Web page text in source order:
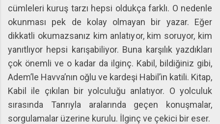
cümleleri kuruş tarzı hepsi oldukça farklı. O nedenle
okunması pek de kolay olmayan bir yazar. Eğer
dikkatli okumazsanız kim anlatıyor, kim soruyor, kim
yanıtlıyor hepsi karışabiliyor. Buna karşılık yazdıkları
çok önemli ve o kadar da ilginç. Kabil, bildiğiniz gibi,
Adem’le Havva’nın oğlu ve kardeşi Habil’in katili. Kitap,
Kabil ile çıkılan bir yolculuğu anlatıyor. O yolculuk
sırasında Tanrıyla aralarında geçen konuşmalar,
sorgulamalar üzerine kurulu. İlginç ve çekici bir eser.